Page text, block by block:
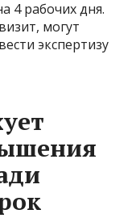
4 рабочих дня.
могут
экспертизу